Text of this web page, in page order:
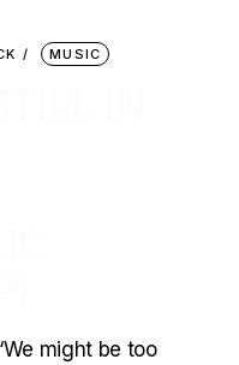
MUSIC
might be too